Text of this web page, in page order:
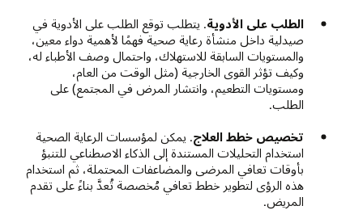
الطلب على الأدوية. يتطلب توقع الطلب على الأدوية في
صيدلية داخل منشأة رعاية صحية فهمًا لأهمية دواء معين،
والمستويات السابقة للاستهلاك، واحتمال وصف الأطباء له،
وكيف تؤثر القوى الخارجية (مثل الوقت من العام،
ومستويات التطعيم، وانتشار المرض في المجتمع) على
الطلب.
تخصيص خطط العلاج. يمكن لمؤسسات الرعاية الصحية
استخدام التحليلات المستندة إلى الذكاء الاصطناعي للتنبؤ
بأوقات تعافي المرضى والمضاعفات المحتملة، ثم استخدام
هذه الرؤى لتطوير خطط تعافي مُخصصة تُعدَّ بناءً على تقدم
المريض.